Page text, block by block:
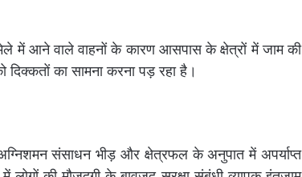
में आने वाले वाहनों के कारण आसपास के क्षेत्रों में जाम की
दिक्कतों का सामना करना पड़ रहा है।
संसाधन भीड़ और क्षेत्रफल के अनुपात में अपर्याप्त